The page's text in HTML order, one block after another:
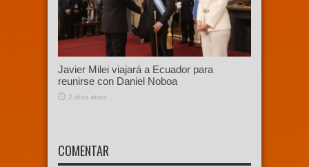
Javier Milei viajará a Ecuador para
reunirse con Daniel Noboa
2 días atras
COMENTAR